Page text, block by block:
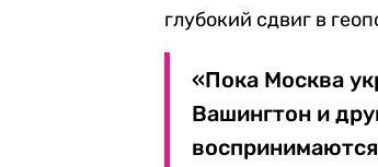
глубокий сдвиг в
«Пока Москва
Вашингтон и